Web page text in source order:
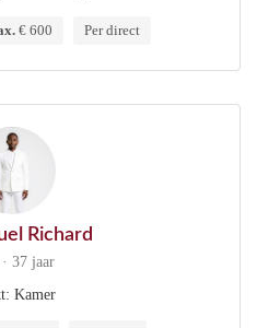
€ 600 Per direct
Richard
37 jaar
Kamer